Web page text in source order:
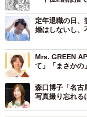
定年退職の日
婚はしないし、
Mrs. GREEN
て」「まさかの
森口博子「名
写真撮り忘れ